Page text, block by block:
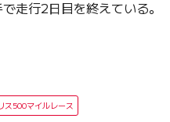
走行2日目を終えている。
ス500マイルレース